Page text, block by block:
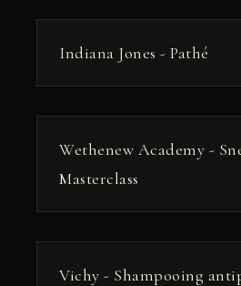
РЕКЛАМА
Indiana Jones - Pathé
РЕКЛАМА
Wethenew Academy -
Masterclass
РЕКЛАМА
Vichy - Shampooing